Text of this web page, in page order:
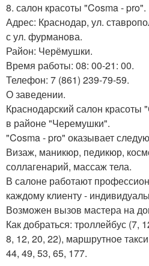
8. салон красоты "Cosma - pro".
Адрес: Краснодар, ул.
с ул. фурманова.
Район: Черёмушки.
Время работы: 08: 00-21: 00.
Телефон: 7 (861) 239-79-59.
О заведении.
Краснодарский салон красоты
в районе "Черемушки".
"Cosma - pro" оказывает
Визаж, маникюр, педикюр,
соллагенарий, массаж тела.
В салоне работают
каждому клиенту -
Возможен вызов мастера на
Как добраться: троллейбус (7,
8, 12, 20, 22), маршрутное
44, 49, 53, 65, 177.